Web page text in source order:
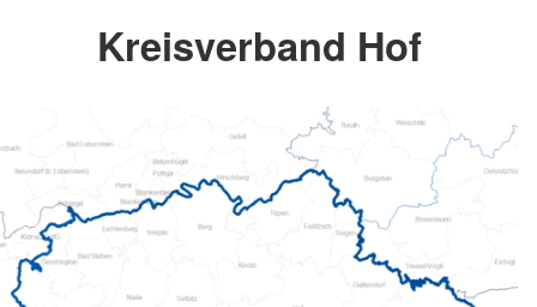
Kreisverband Hof